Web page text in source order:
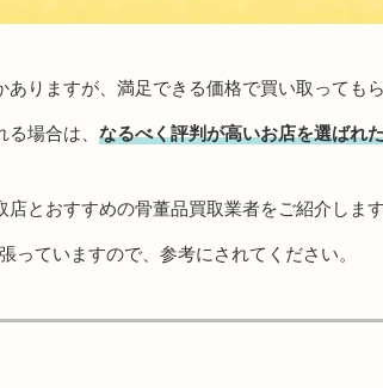
りますが、満足できる価格で買い取っても
場合は、 なるべく評判が高いお店を選ばれ
とおすすめの骨董品買取業者をご紹介します
っていますので、参考にされてください。